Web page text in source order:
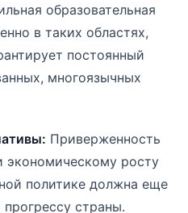
образовательная
в таких областях,
постоянный
многоязычных
Приверженность
экономическому росту
политике должна еще
страны.